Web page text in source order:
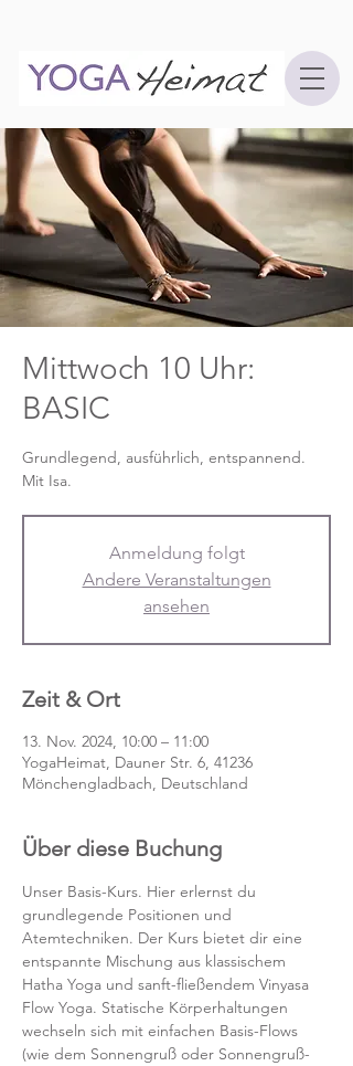
Mittwoch 10 Uhr:
BASIC
Grundlegend, ausführlich, entspannend.
Mit Isa.
Anmeldung folgt
Andere Veranstaltungen
ansehen
Zeit & Ort
13. Nov. 2024, 10:00 – 11:00
YogaHeimat, Dauner Str. 6, 41236
Mönchengladbach, Deutschland
Über diese Buchung
Unser Basis-Kurs. Hier erlernst du
grundlegende Positionen und
Atemtechniken. Der Kurs bietet dir eine
entspannte Mischung aus klassischem
Hatha Yoga und sanft-fließendem Vinyasa
Flow Yoga. Statische Körperhaltungen
wechseln sich mit einfachen Basis-Flows
(wie dem Sonnengruß oder Sonnengruß-